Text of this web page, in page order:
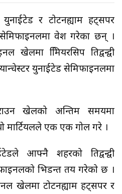
युनाईटेड र टोटनह्याम हट्सपर
प्रवेश गरेका छन् ।
प्रिमियरसिप प्रतिद्वन्द्वी
युनाईटेड सेमिफाइनलमा
खेलको अन्तिम समयमा
मार्टियलले एक एक गोल गरे ।
आफ्नै शहरको प्रतिद्वन्द्वी
भिडन्त तय गरेको छ ।
खेलमा टोटनह्याम हट्सपर र